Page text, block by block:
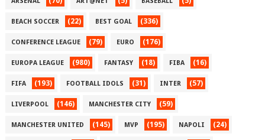
BEACH SOCCER (22) BEST GOAL (336)
CONFERENCE LEAGUE (79) EURO (176)
EUROPA LEAGUE (980) FANTASY (18) FIBA (16)
FIFA (193) FOOTBALL IDOLS (31) INTER (57)
LIVERPOOL (146) MANCHESTER CITY (59)
MANCHESTER UNITED (145) MVP (195) NAPOLI (24)